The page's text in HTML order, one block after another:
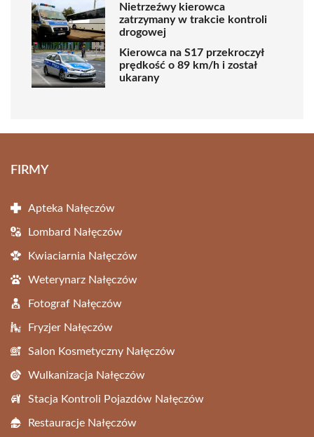
Nietrzeźwy kierowca
zatrzymany w trakcie kontroli
drogowej
Kierowca na S17 przekroczył
prędkość o 89 km/h i został
ukarany
FIRMY
Apteka Nałęczów
Lombard Nałęczów
Kwiaciarnia Nałęczów
Weterynarz Nałęczów
Fotograf Nałęczów
Fryzjer Nałęczów
Salon Kosmetyczny Nałęczów
Wulkanizacja Nałęczów
Stacja Kontroli Pojazdów Nałęczów
Restauracje Nałęczów